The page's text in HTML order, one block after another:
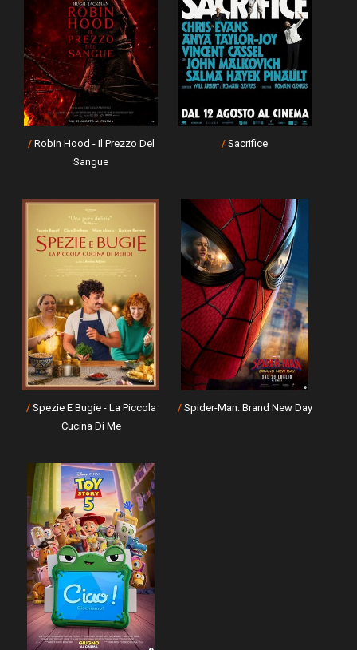
/Robin Hood - Il Prezzo Del
Sangue
/ Sacrifice
/Spezie E Bugie - La Piccola
Cucina Di Me
/Spider-Man: Brand New Day